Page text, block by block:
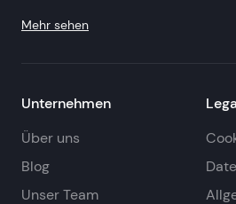
Mehr sehen
Unternehmen
Über uns
Blog
Unser Team